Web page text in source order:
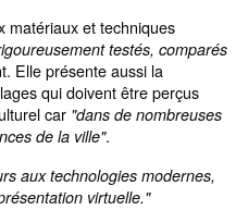
matériaux et techniques
testés, comparés
Elle présente aussi la
qui doivent être perçus
car "dans de nombreuses
de la ville".
aux technologies modernes,
virtuelle."